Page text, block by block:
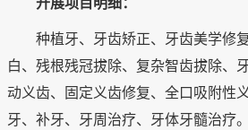
种植牙、牙齿矫正、牙齿美学修
白、残根残冠拔除、复杂智齿拔除、
动义齿、固定义齿修复、全口吸附性
牙、补牙、牙周治疗、牙体牙髓治疗。